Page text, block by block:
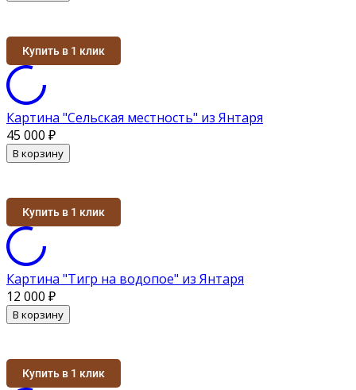
Купить в 1 клик
Картина "Сельская местность" из Янтаря
45 000 ₽
В корзину
Купить в 1 клик
Картина "Тигр на водопое" из Янтаря
12 000 ₽
В корзину
Купить в 1 клик